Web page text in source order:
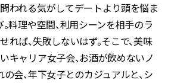
われる気がしてデートより頭を悩ま
料理や空間、利用シーンを相手のラ
ば、失敗しないはず。そこで、美味
キャリア女子会、お酒が飲めないノ
会、年下女子とのカジュアルと、シ